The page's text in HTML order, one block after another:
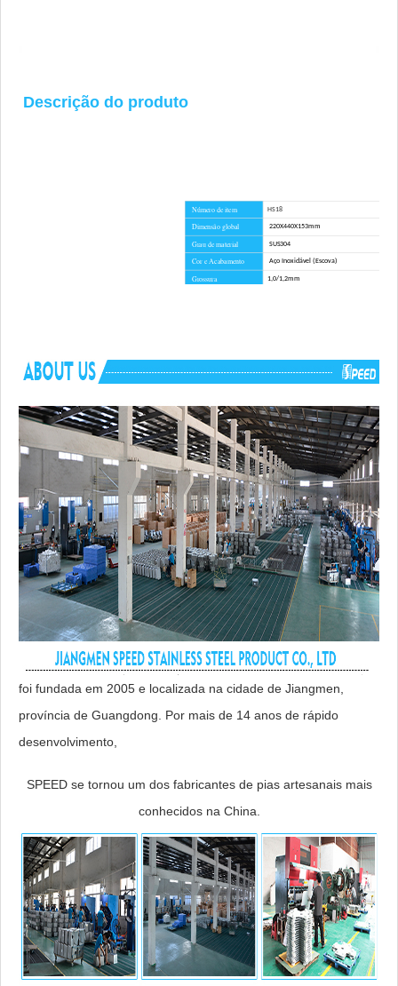
Descrição do produto
Número de item HS18
Dimensão global 220X440X153mm
Grau de material SUS304
Cor e Acabamento Aço Inoxidável (Escova)
Grossura 1,0/1,2mm
tubo de drenagem, tábua de corte para
foi fundada em 2005 e localizada na cidade de Jiangmen,
província de Guangdong. Por mais de 14 anos de rápido
desenvolvimento,
SPEED se tornou um dos fabricantes de pias artesanais mais
conhecidos na China.